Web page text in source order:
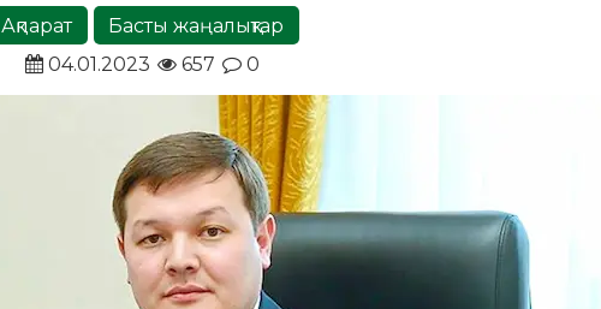
Ақпарат
Басты жаңалықтар
04.01.2023
657 0